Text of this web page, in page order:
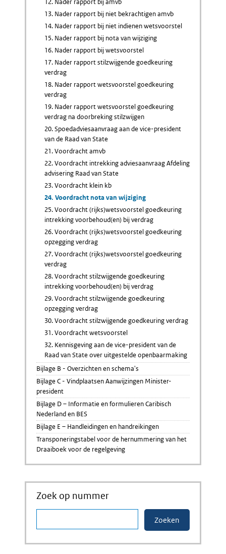
12. Nader rapport bij amvb
13. Nader rapport bij niet bekrachtigen amvb
14. Nader rapport bij niet indienen wetsvoorstel
15. Nader rapport bij nota van wijziging
16. Nader rapport bij wetsvoorstel
17. Nader rapport stilzwijgende goedkeuring
verdrag
18. Nader rapport wetsvoorstel goedkeuring
verdrag
19. Nader rapport wetsvoorstel goedkeuring
verdrag na doorbreking stilzwijgen
20. Spoedadviesaanvraag aan de vice-president
van de Raad van State
21. Voordracht amvb
22. Voordracht intrekking adviesaanvraag Afdeling
advisering Raad van State
23. Voordracht klein kb
24. Voordracht nota van wijziging
25. Voordracht (rijks)wetsvoorstel goedkeuring
intrekking voorbehoud(en) bij verdrag
26. Voordracht (rijks)wetsvoorstel goedkeuring
opzegging verdrag
27. Voordracht (rijks)wetsvoorstel goedkeuring
verdrag
28. Voordracht stilzwijgende goedkeuring
intrekking voorbehoud(en) bij verdrag
29. Voordracht stilzwijgende goedkeuring
opzegging verdrag
30. Voordracht stilzwijgende goedkeuring verdrag
31. Voordracht wetsvoorstel
32. Kennisgeving aan de vice-president van de
Raad van State over uitgestelde openbaarmaking
Bijlage B - Overzichten en schema's
Bijlage C - Vindplaatsen Aanwijzingen Minister-
president
Bijlage D – Informatie en formulieren Caribisch
Nederland en BES
Bijlage E – Handleidingen en handreikingen
Transponeringstabel voor de hernummering van het
Draaiboek voor de regelgeving
Zoek op nummer